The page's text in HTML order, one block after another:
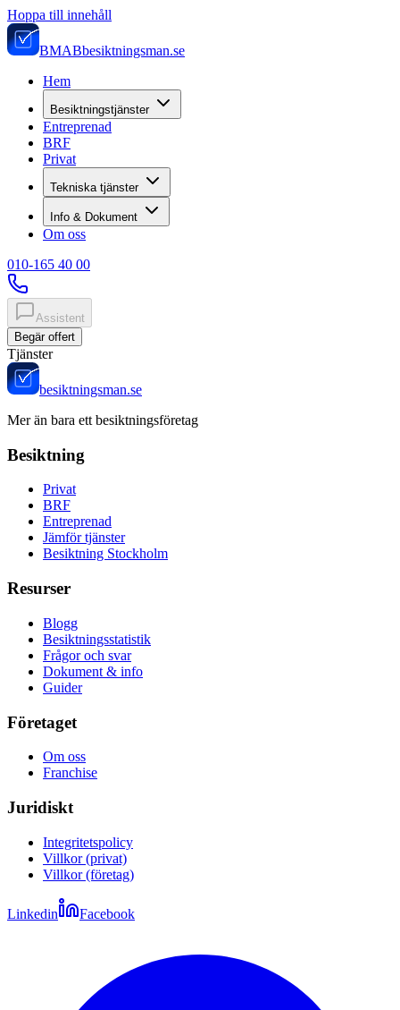
Hoppa till innehåll
BMABbesiktningsman.se
Hem
Besiktningstjänster
Entreprenad
BRF
Privat
Tekniska tjänster
Info & Dokument
Om oss
010-165 40 00
Assistent
Begär offert
Tjänster
besiktningsman.se
Mer än bara ett besiktningsföretag
Besiktning
Privat
BRF
Entreprenad
Jämför tjänster
Besiktning Stockholm
Resurser
Blogg
Besiktningsstatistik
Frågor och svar
Dokument & info
Guider
Företaget
Om oss
Franchise
Juridiskt
Integritetspolicy
Villkor (privat)
Villkor (företag)
Linkedin Facebook